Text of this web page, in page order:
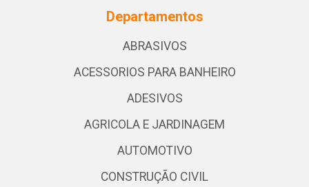
Departamentos
ABRASIVOS
ACESSORIOS PARA BANHEIRO
ADESIVOS
AGRICOLA E JARDINAGEM
AUTOMOTIVO
CONSTRUÇÃO CIVIL